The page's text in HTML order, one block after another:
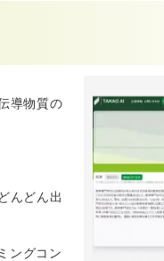
導物質の
んどん出
ングコン